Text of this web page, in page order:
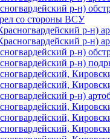
р-н)
со стороны ВСУ
р-н)
р-н)
р-н)
р-н)
р-н)